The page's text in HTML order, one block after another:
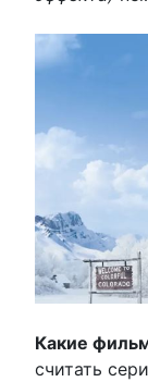
Какие
считать